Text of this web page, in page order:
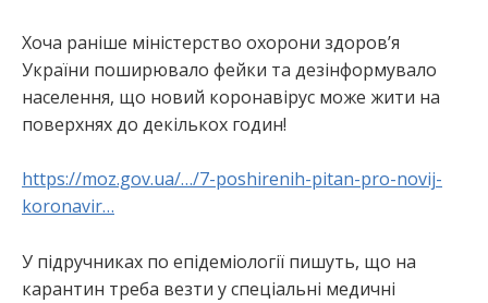
Хоча раніше міністерство охорони здоров’я
України поширювало фейки та дезінформувало
населення, що новий коронавірус може жити на
поверхнях до декількох годин!
https://moz.gov.ua/…/7-poshirenih-pitan-pro-novij-
koronavir…
У підручниках по епідеміології пишуть, що на
карантин треба везти у спеціальні медичні